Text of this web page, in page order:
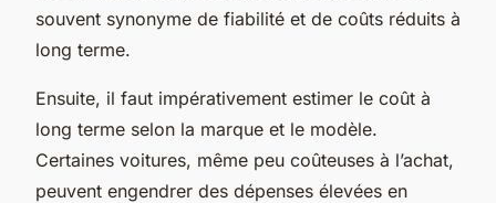
souvent synonyme de fiabilité et de coûts réduits à
long terme.
Ensuite, il faut impérativement estimer le coût à
long terme selon la marque et le modèle.
Certaines voitures, même peu coûteuses à l’achat,
peuvent engendrer des dépenses élevées en